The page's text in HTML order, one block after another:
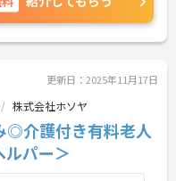
更新日：2025年11月17日
株式会社ホソヤ
◎介護付き有料老人
パー＞